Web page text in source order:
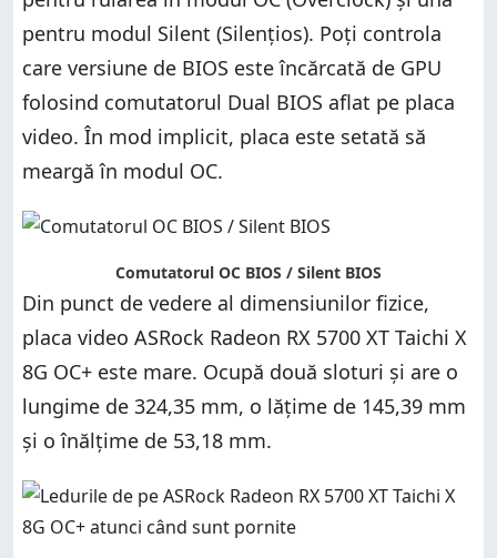
pentru modul Silent (Silențios). Poți controla
care versiune de BIOS este încărcată de GPU
folosind comutatorul Dual BIOS aflat pe placa
video. În mod implicit, placa este setată să
meargă în modul OC.
Comutatorul OC BIOS / Silent BIOS
Din punct de vedere al dimensiunilor fizice,
placa video ASRock Radeon RX 5700 XT Taichi X
8G OC+ este mare. Ocupă două sloturi și are o
lungime de 324,35 mm, o lățime de 145,39 mm
și o înălțime de 53,18 mm.